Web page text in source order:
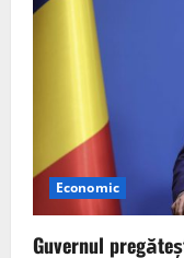
Economic
Guvernul